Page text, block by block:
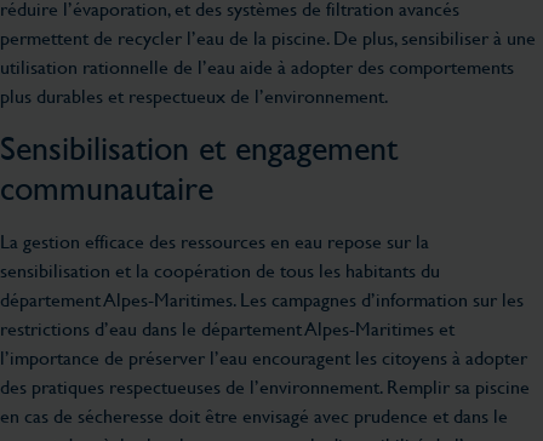
réduire l’évaporation, et des systèmes de filtration avancés
permettent de recycler l’eau de la piscine. De plus, sensibiliser à une
utilisation rationnelle de l’eau aide à adopter des comportements
plus durables et respectueux de l’environnement.
Sensibilisation et engagement
communautaire
La gestion efficace des ressources en eau repose sur la
sensibilisation et la coopération de tous les habitants du
département Alpes-Maritimes. Les campagnes d’information sur les
restrictions d’eau dans le département Alpes-Maritimes et
l’importance de préserver l’eau encouragent les citoyens à adopter
des pratiques respectueuses de l’environnement. Remplir sa piscine
en cas de sécheresse doit être envisagé avec prudence et dans le